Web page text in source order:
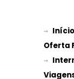
→ Início
Oferta
→